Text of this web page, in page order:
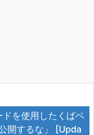
ドを使用したくばベ
開するな」 [Upda